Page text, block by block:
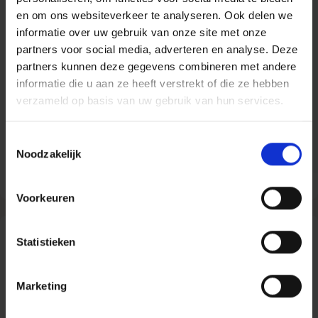
en om ons websiteverkeer te analyseren. Ook delen we
informatie over uw gebruik van onze site met onze
partners voor social media, adverteren en analyse. Deze
partners kunnen deze gegevens combineren met andere
informatie die u aan ze heeft verstrekt of die ze hebben
verzameld op basis van uw gebruik van hun services.
Noodzakelijk
Voorkeuren
Statistieken
Marketing
koud water siroop
geniet van een pure, fruitige
smaakervaring
geen toegevoegde suikers of
kunstmatige zoetstoffen
perfect naast de waterkoeler
te plaatsen
Daarom Gaasbeek